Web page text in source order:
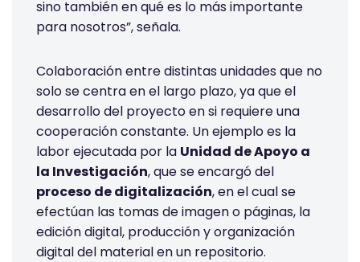
sino también en qué es lo más importante
para nosotros”, señala.
Colaboración entre distintas unidades que no
solo se centra en el largo plazo, ya que el
desarrollo del proyecto en si requiere una
cooperación constante. Un ejemplo es la
labor ejecutada por la Unidad de Apoyo a
la Investigación, que se encargó del
proceso de digitalización, en el cual se
efectúan las tomas de imagen o páginas, la
edición digital, producción y organización
digital del material en un repositorio.